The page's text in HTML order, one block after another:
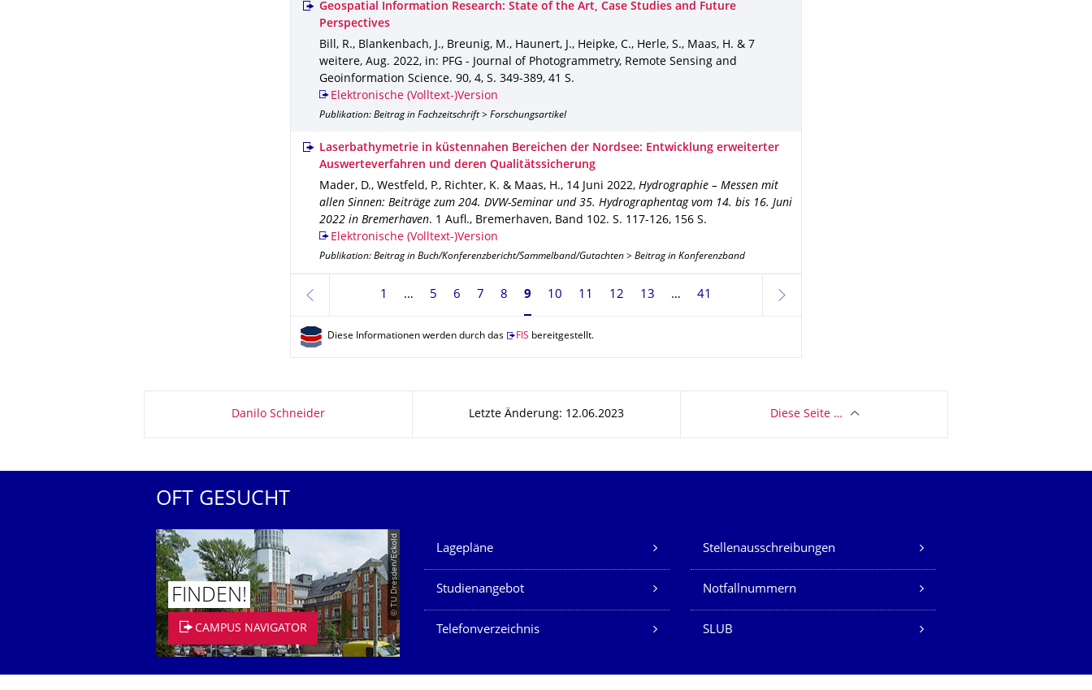
Geospatial Information Research: State of the Art, Case Studies and Future
Perspectives
Bill, R., Blankenbach, J., Breunig, M., Haunert, J., Heipke, C., Herle, S., Maas, H. & 7
weitere, Aug. 2022, in: PFG - Journal of Photogrammetry, Remote Sensing and
Geoinformation Science. 90, 4, S. 349-389, 41 S.
Elektronische (Volltext-)Version
Publikation: Beitrag in Fachzeitschrift > Forschungsartikel
Laserbathymetrie in küstennahen Bereichen der Nordsee: Entwicklung erweiterter
Auswerteverfahren und deren Qualitätssicherung
Mader, D., Westfeld, P., Richter, K. & Maas, H., 14 Juni 2022, Hydrographie – Messen mit
allen Sinnen: Beiträge zum 204. DVW-Seminar und 35. Hydrographentag vom 14. bis 16. Juni
2022 in Bremerhaven. 1 Aufl., Bremerhaven, Band 102. S. 117-126, 156 S.
Elektronische (Volltext-)Version
Publikation: Beitrag in Buch/Konferenzbericht/Sammelband/Gutachten > Beitrag in Konferenzband
zurück
1 5 6 7 8 Seite 9, aktuell ausgewählt
9 10 11 12 13 41
weiter
Diese Informationen werden durch das FIS bereitgestellt.
Danilo Schneider Letzte Änderung: 12.06.2023 Diese Seite …
OFT GESUCHT
© TU Dresden/Eckold
FINDEN!
CAMPUS NAVIGATOR
Unsere Dienste
Lagepläne Stellenausschreibungen
Studienangebot Notfallnummern
Telefonverzeichnis SLUB